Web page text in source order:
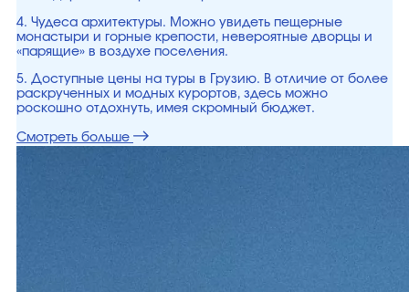
4. Чудеса архитектуры. Можно увидеть пещерные
монастыри и горные крепости, невероятные дворцы и
«парящие» в воздухе поселения.
5. Доступные цены на туры в Грузию. В отличие от более
раскрученных и модных курортов, здесь можно
роскошно отдохнуть, имея скромный бюджет.
Смотреть больше